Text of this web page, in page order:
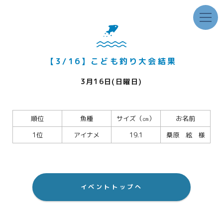
【3/16】こども釣り大会結果
3月16日(日曜日)
順位 魚種 サイズ（㎝）
お名前
1位
アイナメ 19.1 桑原 絃 様
イベントトップへ